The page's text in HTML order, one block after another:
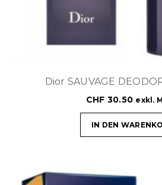
Dior SAUVAGE
CHF 30.50 exkl.
IN DEN